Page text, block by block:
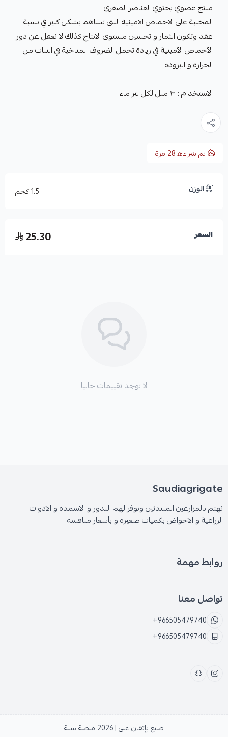
منتج عضوي يحتوي العناصر الصغرى
المخلبة على الاحماض الامينية اللتي تساهم بشكل كبير في نسبة
عقد وتكون الثمار و تحسين مستوى الانتاج كذلك لا نغفل عن دور
الأحماض الأمينية في زيادة تحمل الضروف المناخية في النبات من
الحرارة و البرودة
الاستخدام : ٣ ملل لكل لتر ماء
تم شراءه28 مرة
الوزن 1.5 كجم
السعر 25.30
لا توجد تقييمات حاليا
Saudiagrigate
نهتم بالمزارعين المبتدئين ونوفر لهم البذور و الاسمده و الادوات
الزراعية و الاحواض بكميات صغيره و بأسعار منافسه
روابط مهمة
تواصل معنا
+966505479740
+966505479740
صنع بإتقان على | 2026 منصة سلة